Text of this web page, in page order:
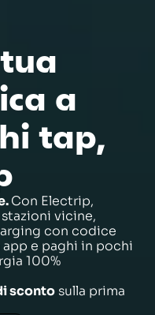
a
tap,
Con Electrip,
vicine,
con codice
app e paghi in pochi
100%
sconto sulla prima